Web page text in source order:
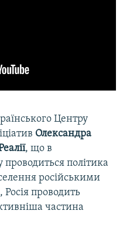
Центру
Олександра
, що в
політика
російськими
проводить
частина